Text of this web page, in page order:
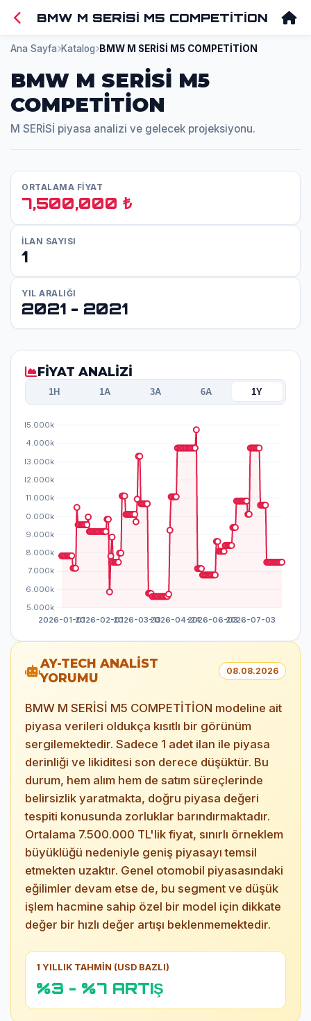
BMW M SERİSİ M5 COMPETİTİON
Ana Sayfa Katalog BMW M SERİSİ M5 COMPETİTİON
BMW M SERİSİ M5
COMPETİTİON
M SERİSİ piyasa analizi ve gelecek projeksiyonu.
ORTALAMA FİYAT
7,500,000 ₺
İLAN SAYISI
1
YIL ARALIĞI
2021 - 2021
FİYAT ANALİZİ
1H 1A 3A 6A 1Y
AY-TECH ANALİST
YORUMU
08.08.2026
BMW M SERİSİ M5 COMPETİTİON modeline ait
piyasa verileri oldukça kısıtlı bir görünüm
sergilemektedir. Sadece 1 adet ilan ile piyasa
derinliği ve likiditesi son derece düşüktür. Bu
durum, hem alım hem de satım süreçlerinde
belirsizlik yaratmakta, doğru piyasa değeri
tespiti konusunda zorluklar barındırmaktadır.
Ortalama 7.500.000 TL'lik fiyat, sınırlı örneklem
büyüklüğü nedeniyle geniş piyasayı temsil
etmekten uzaktır. Genel otomobil piyasasındaki
eğilimler devam etse de, bu segment ve düşük
işlem hacmine sahip özel bir model için dikkate
değer bir hızlı değer artışı beklenmemektedir.
1 YILLIK TAHMİN (USD BAZLI)
%3 - %7 ARTIŞ